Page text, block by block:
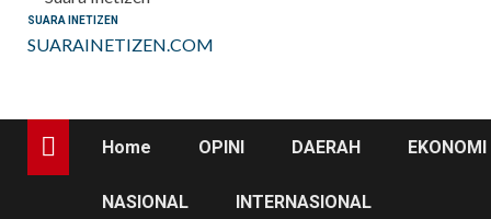
SUARA INETIZEN
SUARAINETIZEN.COM
Home OPINI DAERAH
NASIONAL INTERNASIONAL